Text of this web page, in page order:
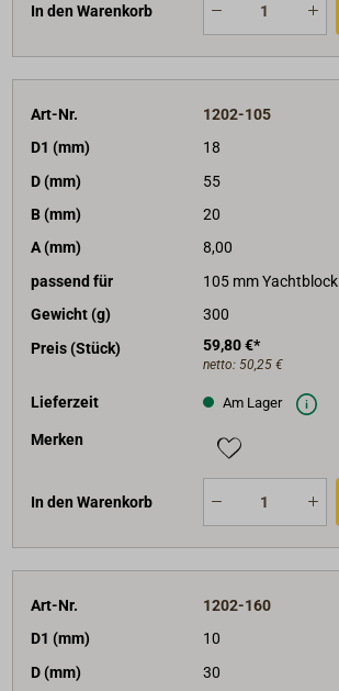
In den Warenkorb
Art-Nr.
1202-105
D1 (mm)
18
D (mm)
55
B (mm)
20
A (mm)
8,00
passend für
105 mm Yachtblock
Gewicht (g)
300
Preis (Stück)
59,80 €*
netto: 50,25 €
Lieferzeit Am Lager
Merken
In den Warenkorb
Art-Nr.
1202-160
D1 (mm)
10
D (mm)
30